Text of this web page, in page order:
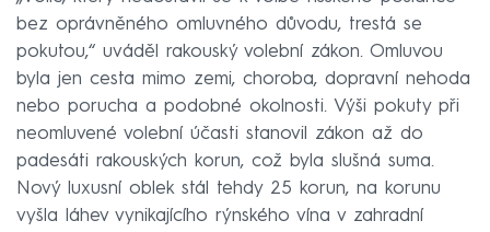
bez oprávněného omluvného důvodu, trestá se
pokutou,“ uváděl rakouský volební zákon. Omluvou
byla jen cesta mimo zemi, choroba, dopravní nehoda
nebo porucha a podobné okolnosti. Výši pokuty při
neomluvené volební účasti stanovil zákon až do
padesáti rakouských korun, což byla slušná suma.
Nový luxusní oblek stál tehdy 25 korun, na korunu
vyšla láhev vynikajícího rýnského vína v zahradní